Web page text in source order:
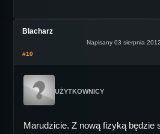
Blacharz
Napisany 03 sierpnia
#10
UŻYTKOWNICY
Marudzicie. Z nową fizyką będzie